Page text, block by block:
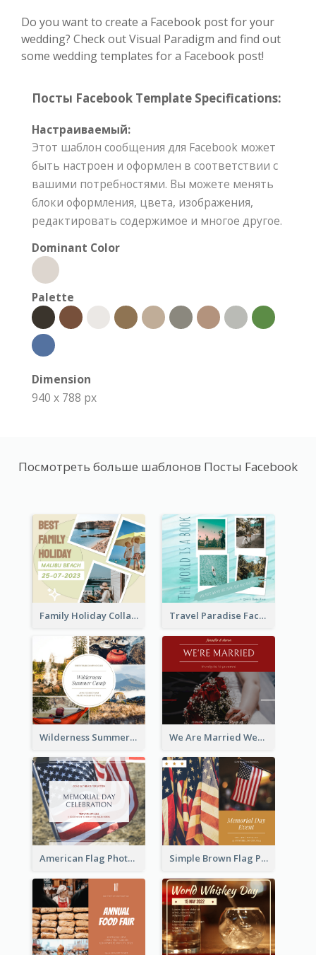
Do you want to create a Facebook post for your
wedding? Check out Visual Paradigm and find out
some wedding templates for a Facebook post!
Посты Facebook Template Specifications:
Настраиваемый:
Этот шаблон сообщения для Facebook может
быть настроен и оформлен в соответствии с
вашими потребностями. Вы можете менять
блоки оформления, цвета, изображения,
редактировать содержимое и многое другое.
Dominant Color
Palette
Dimension
940 x 788 px
Посмотреть больше шаблонов Посты Facebook
Family Holiday Collage Facebook Post Travel Paradise Facebook Post
Wilderness Summer Camp Facebook Post We Are Married Wedding Facebook Post
American Flag Photo Memorial Day Celebration Facebook Post Simple Brown Flag Photo Memorial Day Facebook Post